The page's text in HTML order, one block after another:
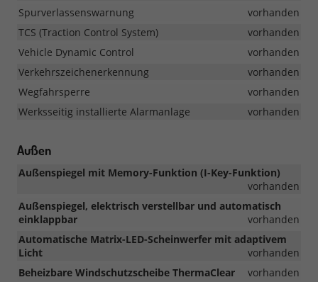
Spurverlassenswarnung
vorhanden
TCS (Traction Control System)
vorhanden
Vehicle Dynamic Control
vorhanden
Verkehrszeichenerkennung
vorhanden
Wegfahrsperre
vorhanden
Werksseitig installierte Alarmanlage
vorhanden
Außen
Außenspiegel mit Memory-Funktion (I-Key-Funktion)
vorhanden
Außenspiegel, elektrisch verstellbar und automatisch
einklappbar
vorhanden
Automatische Matrix-LED-Scheinwerfer mit adaptivem
Licht
vorhanden
Beheizbare Windschutzscheibe ThermaClear
vorhanden